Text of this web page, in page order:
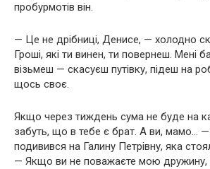
пробурмотів він.
— Це не дрібниці, Денисе, — холодно
Гроші, які ти винен, ти повернеш. Мені
візьмеш — скасуєш путівку, підеш на
щось своє.
Якщо через тиждень сума не буде на
забуть, що в тебе є брат. А ви, мамо…
подивився на Галину Петрівну, яка
— Якщо ви не поважаєте мою дружину,